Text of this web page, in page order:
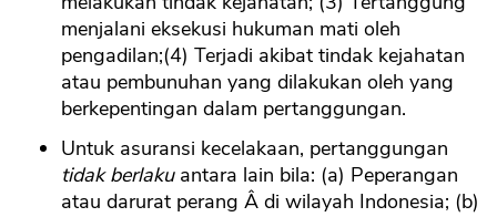
menjalani eksekusi hukuman mati oleh
pengadilan;(4) Terjadi akibat tindak kejahatan
atau pembunuhan yang dilakukan oleh yang
berkepentingan dalam pertanggungan.
Untuk asuransi kecelakaan, pertanggungan
tidak berlakuantara lain bila: (a) Peperangan
atau darurat perang Â di wilayah Indonesia; (b)